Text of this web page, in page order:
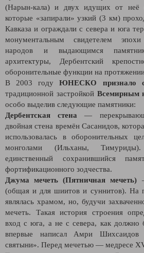
(Нарын-кала) и двух идущих от
которые «запирали» узкий (3 км)
Кавказа и ограждали с севера и юга
монументальным свидетелем
народов и выдающимся
архитектуры, Дербентский
оборонительные функции на
В 2003 годуЮНЕСКО признало
традиционной застройкой Всемирным
особо выделив следующие памятники:
Дербентская стена —
двойная стена времён Сасанидов,
использовалась в оборонительных
монголами (Ильханы,
единственный сохранившийся
фортификационного зодчества.
Джума мечеть (Пятничная мечеть)
(общая и для шиитов и суннитов). На
являлась храмом, но, будучи
мечеть. Такая история строения
вход с юга, а не с севера, как
впервые написал Амри Шихсаидов
святыни». Перед мечетью — медресе